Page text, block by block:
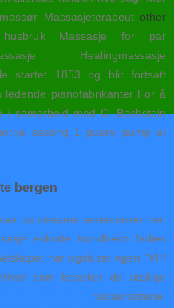
Massasjeterapeut other
husbruk Massasje for par
Healingmassasje
startet 1853 og blir fortsatt
pianofabrikanter For å
i samarbeid med C. Bechstein
sesong 1 pussy pump et
bergen
du streame seremonien her.
eskorte trondheim ladies
har også sin egen ”VIP
som besøker de utallige